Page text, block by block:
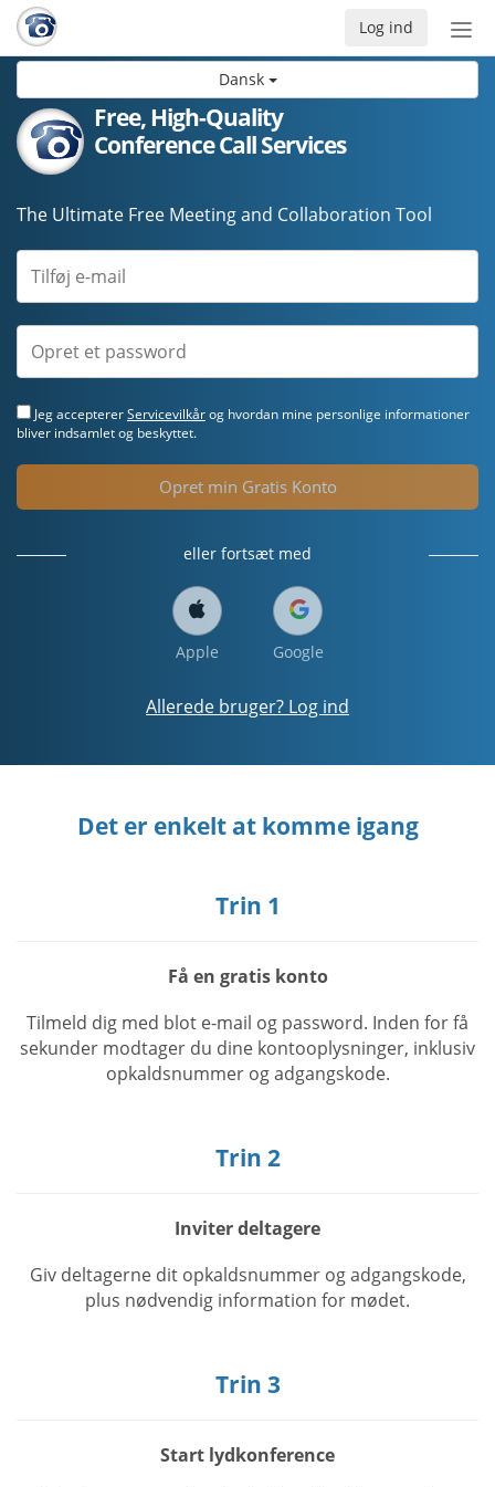
Dansk
Slå
Log ind
Free, High-Quality
Conference Call Services
The Ultimate Free Meeting and Collaboration Tool
Jeg acceptererServicevilkårog hvordan mine personlige informationer
bliver indsamlet og beskyttet.
Opret min Gratis Konto
eller fortsæt med
Apple Google
Allerede bruger? Log ind
Det er enkelt at komme igang
Trin 1
Få en gratis konto
Tilmeld dig med blot e-mail og password. Inden for få
sekunder modtager du dine kontooplysninger, inklusiv
opkaldsnummer og adgangskode.
Trin 2
Inviter deltagere
Giv deltagerne dit opkaldsnummer og adgangskode,
plus nødvendig information for mødet.
Trin 3
Start lydkonference